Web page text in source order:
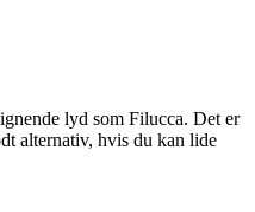
lyd som Filucca. Det er
alternativ, hvis du kan lide